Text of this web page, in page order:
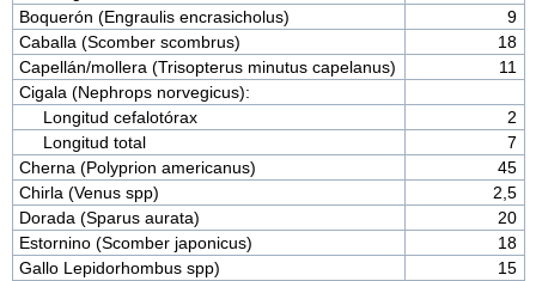
Boquerón (Engraulis encrasicholus)
9
Caballa (Scomber scombrus)
18
Capellán/mollera (Trisopterus minutus capelanus)
11
Cigala (Nephrops norvegicus):
Longitud cefalotórax
2
Longitud total
7
Cherna (Polyprion americanus)
45
Chirla (Venus spp)
2,5
Dorada (Sparus aurata)
20
Estornino (Scomber japonicus)
18
Gallo Lepidorhombus spp)
15